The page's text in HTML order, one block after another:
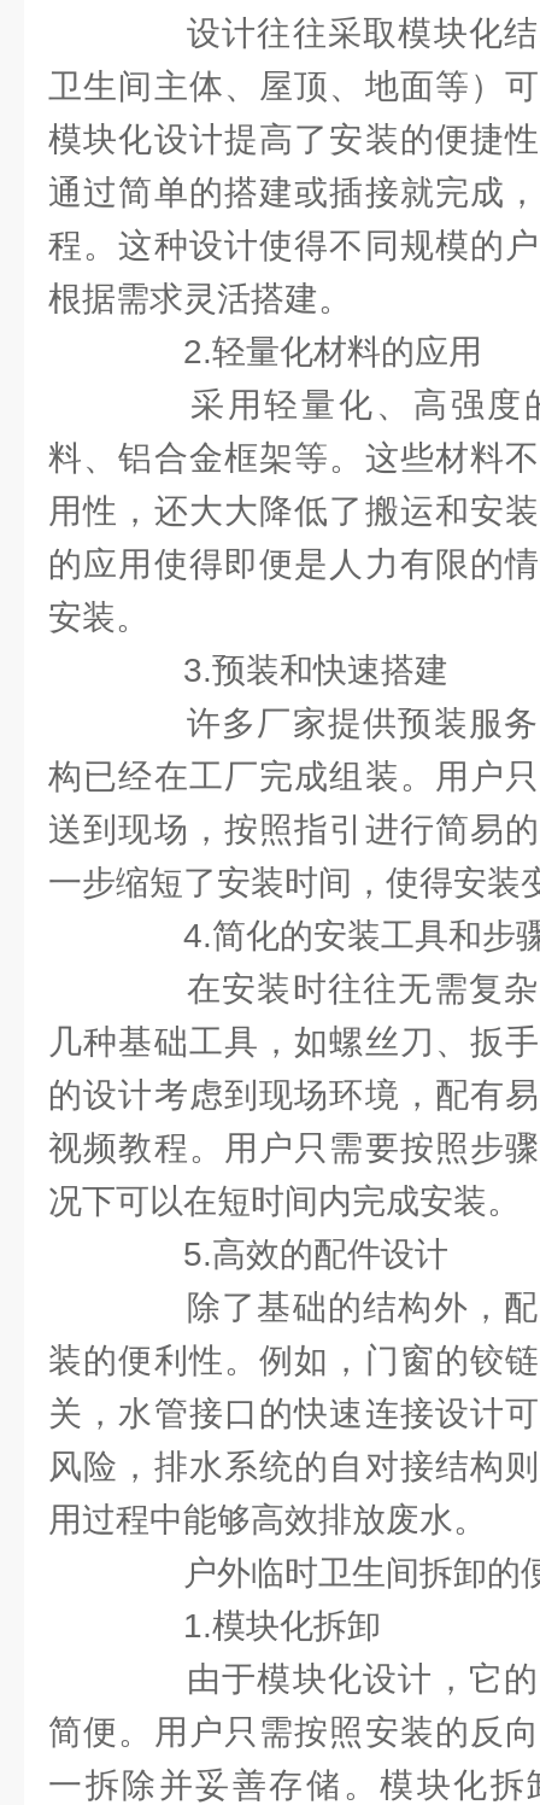
设计往往采取模块化结
卫生间主体、屋顶、地面等）
模块化设计提高了安装的便捷
通过简单的搭建或插接就完成
程。这种设计使得不同规模的
根据需求灵活搭建。
2.轻量化材料的应用
采用轻量化、高强度
料、铝合金框架等。这些材料
用性，还大大降低了搬运和安
的应用使得即便是人力有限的
安装。
3.预装和快速搭建
许多厂家提供预装服务
构已经在工厂完成组装。用户
送到现场，按照指引进行简易
一步缩短了安装时间，使得安装
4.简化的安装工具和步
在安装时往往无需复杂
几种基础工具，如螺丝刀、扳
的设计考虑到现场环境，配有
视频教程。用户只需要按照步
况下可以在短时间内完成安装。
5.高效的配件设计
除了基础的结构外，配
装的便利性。例如，门窗的铰
关，水管接口的快速连接设计
风险，排水系统的自对接结构
用过程中能够高效排放废水。
户外临时卫生间拆卸的
1.模块化拆卸
由于模块化设计，它的
简便。用户只需按照安装的反
一拆除并妥善存储。模块化